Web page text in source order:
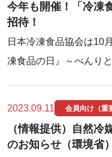
今年も開催！「冷凍
招待！
日本冷凍食品協会は10
凍食品の日』～べんり
2023.09.11 会員向け（重
（情報提供）自然
のお知らせ（環境省）